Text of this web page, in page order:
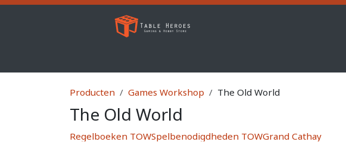
Overslaan naar inhoud
Producten Games Workshop The Old World
The Old World
Regelboeken TOWSpelbenodigdheden TOWGrand Cathay